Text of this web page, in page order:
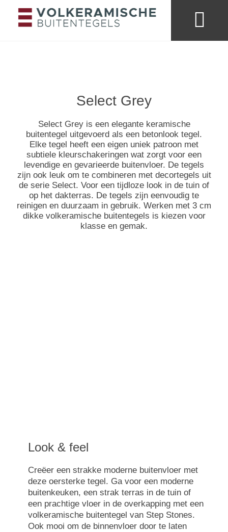
Select Grey
Select Grey is een elegante keramische
buitentegel uitgevoerd als een betonlook tegel.
Elke tegel heeft een eigen uniek patroon met
subtiele kleurschakeringen wat zorgt voor een
levendige en gevarieerde buitenvloer. De tegels
zijn ook leuk om te combineren met decortegels uit
de serie Select. Voor een tijdloze look in de tuin of
op het dakterras. De tegels zijn eenvoudig te
reinigen en duurzaam in gebruik. Werken met 3 cm
dikke volkeramische buitentegels is kiezen voor
klasse en gemak.
Look & feel
Creëer een strakke moderne buitenvloer met
deze oersterke tegel. Ga voor een moderne
buitenkeuken, een strak terras in de tuin of
een prachtige vloer in de overkapping met een
volkeramische buitentegel van Step Stones.
Ook mooi om de binnenvloer door te laten